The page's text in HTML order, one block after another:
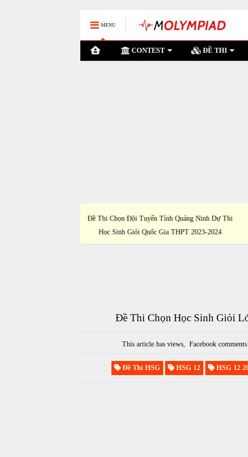
MENU
CONTEST ĐỀ THI
Đề Thi Chọn Đội Tuyển Tỉnh Tiền Giang Dự Thi
Học Sinh Giỏi Quốc Gia THPT 2023-2024
Đề Thi Chọn Học Sinh Giỏi
This article hasviews, Facebook
Đề Thi HSG HSG 12 HSG 12